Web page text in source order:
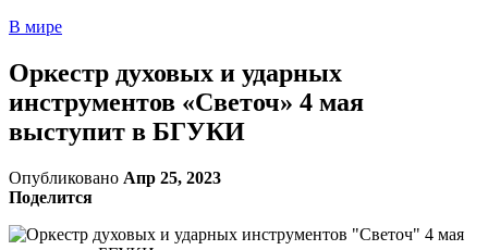
В мире
Оркестр духовых и ударных
инструментов «Светоч» 4 мая
выступит в БГУКИ
Опубликовано Апр 25, 2023
Поделится